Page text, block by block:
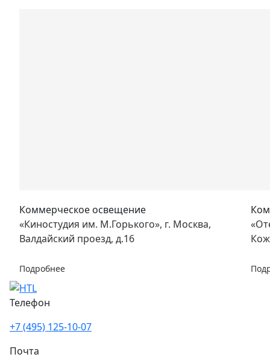
Коммерческое освещение
«Киностудия им. М.Горького», г. Москва,
Валдайский проезд, д.16
Подробнее
Телефон
+7 (495) 125-10-07
Почта